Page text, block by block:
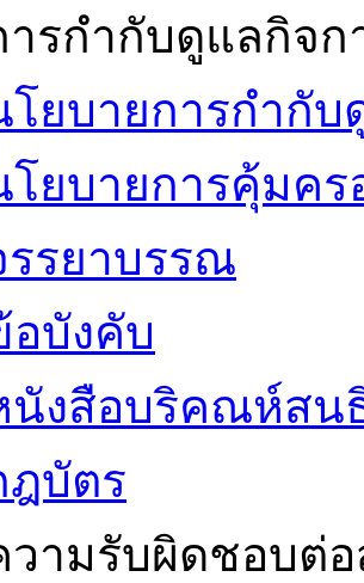
ารกำกับดูแลกิจก
โยบายการกำกั
โยบายการคุ้มค
รรยาบรรณ
อบังคับ
นังสือบริคณห์สน
ฎบัตร
วามรับผิดชอบต่